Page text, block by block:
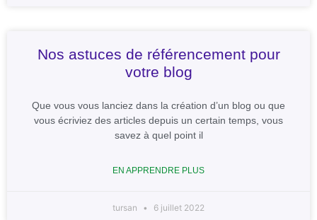
Nos astuces de référencement pour
votre blog
Que vous vous lanciez dans la création d’un blog ou que
vous écriviez des articles depuis un certain temps, vous
savez à quel point il
EN APPRENDRE PLUS
tursan 6 juillet 2022